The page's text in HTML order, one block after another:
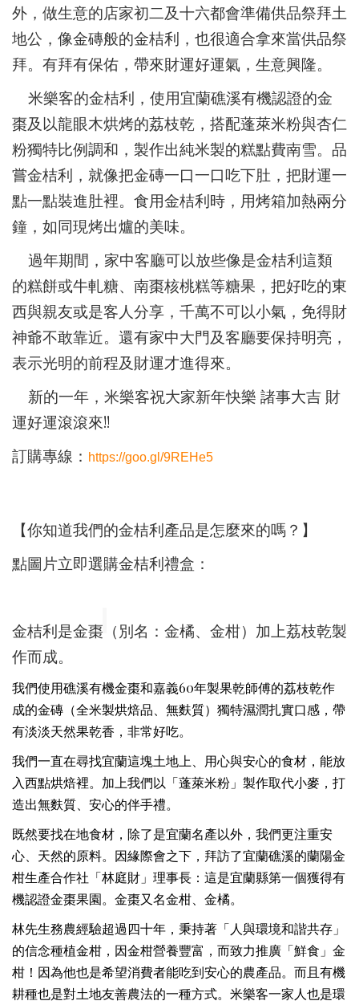
外，做生意的店家初二及十六都會準備供品祭拜土
地公，像金磚般的金桔利，也很適合拿來當供品祭
拜。有拜有保佑，帶來財運好運氣，生意興隆。
米樂客的金桔利，使用宜蘭礁溪有機認證的金
棗及以龍眼木烘烤的荔枝乾，搭配蓬萊米粉與杏仁
粉獨特比例調和，製作出純米製的糕點費南雪。品
嘗金桔利，就像把金磚一口一口吃下肚，把財運一
點一點裝進肚裡。食用金桔利時，用烤箱加熱兩分
鐘，如同現烤出爐的美味。
過年期間，家中客廳可以放些像是金桔利這類
的糕餅或牛軋糖、南棗核桃糕等糖果，把好吃的東
西與親友或是客人分享，千萬不可以小氣，免得財
神爺不敢靠近。還有家中大門及客廳要保持明亮，
表示光明的前程及財運才進得來。
新的一年，米樂客祝大家新年快樂 諸事大吉 財
運好運滾滾來!!
訂購專線： https://goo.gl/9REHe5
【你知道我們的金桔利產品是怎麼來的嗎？】
點圖片立即選購金桔利禮盒：
金桔利是金棗（別名：金橘、金柑）加上荔枝乾製
作而成。
我們使用礁溪有機金棗和嘉義60年製果乾師傅的荔枝乾作
成的金磚（全米製烘焙品、無麩質）獨特濕潤扎實口感，帶
有淡淡天然果乾香，非常好吃。
我們一直在尋找宜蘭這塊土地上、用心與安心的食材，能放
入西點烘焙裡。加上我們以「蓬萊米粉」製作取代小麥，打
造出無麩質、安心的伴手禮。
既然要找在地食材，除了是宜蘭名產以外，我們更注重安
心、天然的原料。因緣際會之下，拜訪了宜蘭礁溪的蘭陽金
柑生產合作社「林庭財」理事長：這是宜蘭縣第一個獲得有
機認證金棗果園。金棗又名金柑、金橘。
林先生務農經驗超過四十年，秉持著「人與環境和諧共存」
的信念種植金柑，因金柑營養豐富，而致力推廣「鮮食」金
柑！因為他也是希望消費者能吃到安心的農產品。而且有機
耕種也是對土地友善農法的一種方式。米樂客一家人也是環